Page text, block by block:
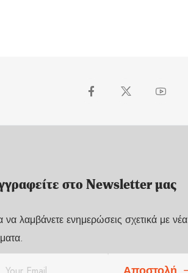
στο Newsletter μας
να λαμβάνετε ενημερώσεις σχετικά με νέα